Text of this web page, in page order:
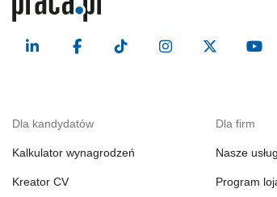
Dla kandydatów
Kalkulator wynagrodzeń
Kreator CV
Dla firm
Nasze
Program